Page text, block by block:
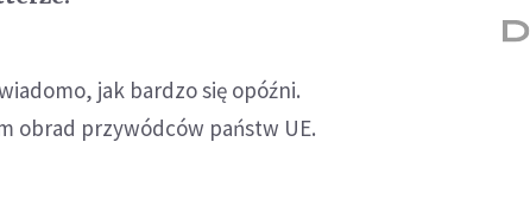
jak bardzo się opóźni.
obrad przywódców państw UE.